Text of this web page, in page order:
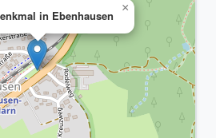
in Ebenhausen
×